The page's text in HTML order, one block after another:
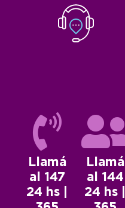
Llamá
al 147
24 hs |
Llamá
al 144
24 hs |